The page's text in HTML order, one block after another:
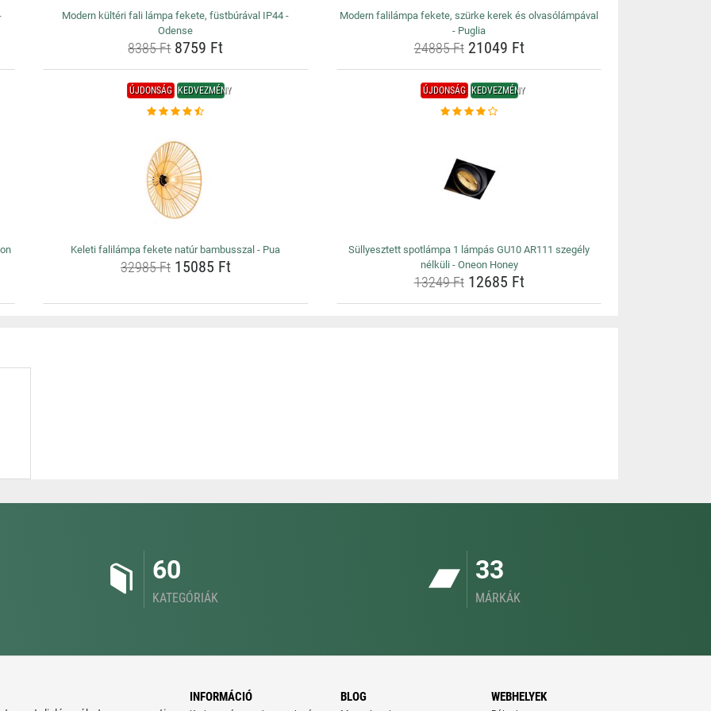
Modern kültéri fali lámpa fekete, füstbúrával IP44 -
Odense
8385 Ft8759 Ft
Modern falilámpa fekete, szürke kerek és olvasólámpával
- Puglia
24885 Ft21049 Ft
ÚJDONSÁG KEDVEZMÉNY
Keleti falilámpa fekete natúr bambusszal - Pua
32985 Ft15085 Ft
ÚJDONSÁG KEDVEZMÉNY
Süllyesztett spotlámpa 1 lámpás GU10 AR111 szegély
nélküli - Oneon Honey
13249 Ft12685 Ft
60
KATEGÓRIÁK
33
MÁRKÁK
INFORMÁCIÓ BLOG WEBHELYEK